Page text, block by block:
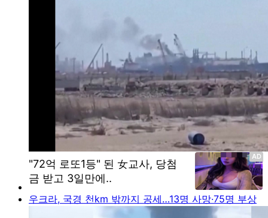
우크라, 국경 천km 밖까지 공세…13명 사망·75명 부상